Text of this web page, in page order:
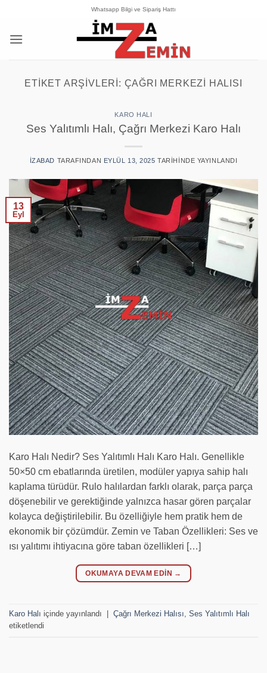
Whatsapp Bilgi ve Sipariş Hattı
ETIKET ARŞIVLERI: ÇAĞRI MERKEZI HALISI
KARO HALI
Ses Yalıtımlı Halı, Çağrı Merkezi Karo Halı
IZABAD TARAFINDAN EYLÜL 13, 2025 TARIHINDE YAYINLANDI
13
Eyl
Karo Halı Nedir? Ses Yalıtımlı Halı Karo Halı. Genellikle
50×50 cm ebatlarında üretilen, modüler yapıya sahip halı
kaplama türüdür. Rulo halılardan farklı olarak, parça parça
döşenebilir ve gerektiğinde yalnızca hasar gören parçalar
kolayca değiştirilebilir. Bu özelliğiyle hem pratik hem de
ekonomik bir çözümdür. Zemin ve Taban Özellikleri: Ses ve
ısı yalıtımı ihtiyacına göre taban özellikleri […]
OKUMAYA DEVAM EDIN →
Karo Halı içinde yayınlandı Çağrı Merkezi Halısı, Ses Yalıtımlı Halı
etiketlendi